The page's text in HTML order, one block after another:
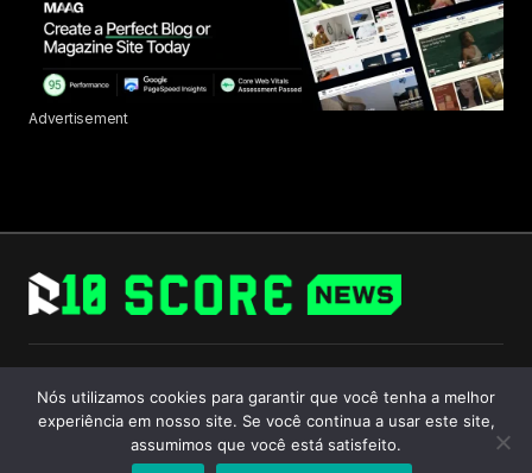
Advertisement
Follow Us
Nós utilizamos cookies para garantir que você tenha a melhor
experiência em nosso site. Se você continua a usar este site,
assumimos que você está satisfeito.